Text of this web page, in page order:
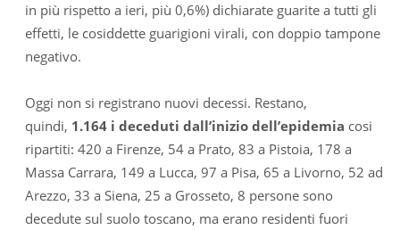
in più rispetto a ieri, più 0,6%) dichiarate guarite a tutti gli
effetti, le cosiddette guarigioni virali, con doppio tampone
negativo.
Oggi non si registrano nuovi decessi. Restano,
quindi, 1.164 i deceduti dall’inizio dell’epidemia cosi
ripartiti: 420 a Firenze, 54 a Prato, 83 a Pistoia, 178 a
Massa Carrara, 149 a Lucca, 97 a Pisa, 65 a Livorno, 52 ad
Arezzo, 33 a Siena, 25 a Grosseto, 8 persone sono
decedute sul suolo toscano, ma erano residenti fuori